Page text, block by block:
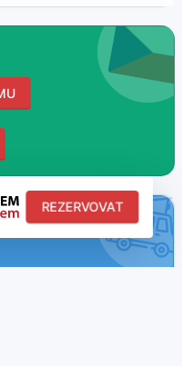
REZERVOVAT